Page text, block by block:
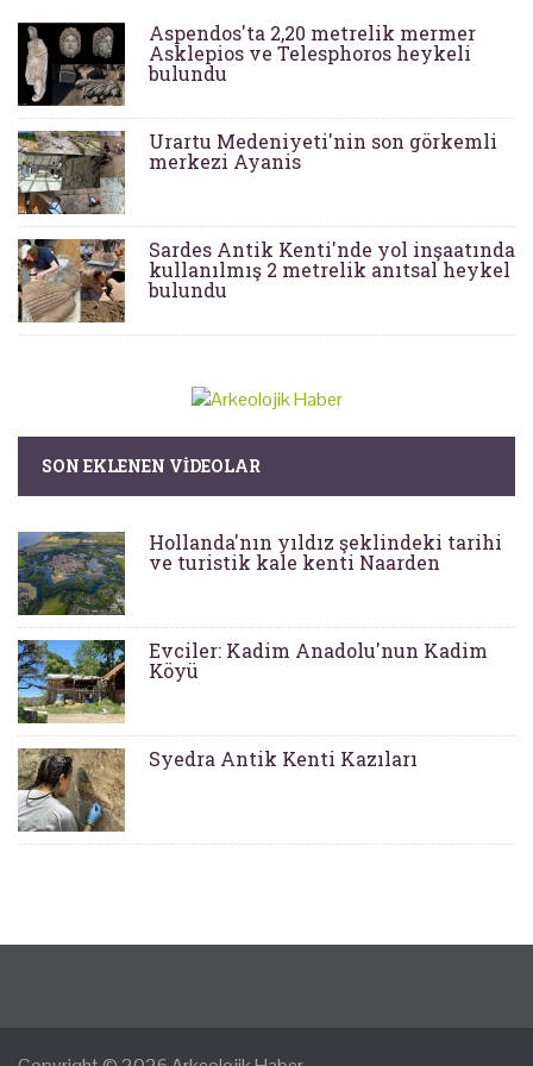
Aspendos'ta 2,20 metrelik mermer
Asklepios ve Telesphoros heykeli
bulundu
Urartu Medeniyeti'nin son görkemli
merkezi Ayanis
Sardes Antik Kenti'nde yol inşaatında
kullanılmış 2 metrelik anıtsal heykel
bulundu
SON EKLENEN VIDEOLAR
Hollanda'nın yıldız şeklindeki tarihi
ve turistik kale kenti Naarden
Evciler: Kadim Anadolu'nun Kadim
Köyü
Syedra Antik Kenti Kazıları